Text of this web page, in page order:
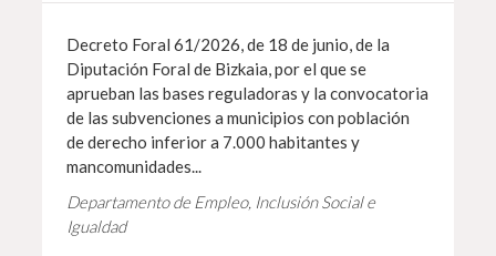
Decreto Foral 61/2026, de 18 de junio, de la
Diputación Foral de Bizkaia, por el que se
aprueban las bases reguladoras y la convocatoria
de las subvenciones a municipios con población
de derecho inferior a 7.000 habitantes y
mancomunidades...
Departamento de Empleo, Inclusión Social e
Igualdad